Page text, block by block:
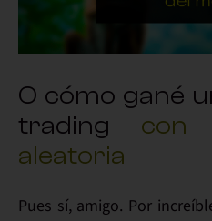
O cómo gané
trading con
aleatoria
Pues sí, amigo. Por